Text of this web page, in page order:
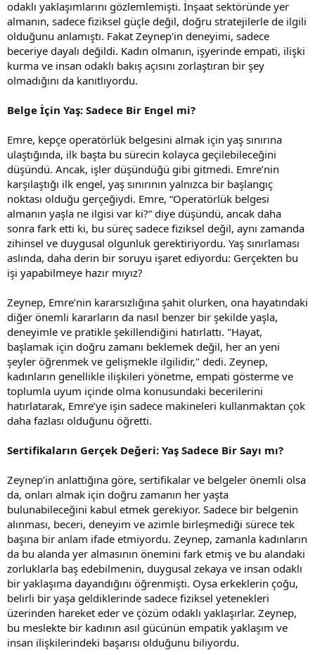
odaklı yaklaşımlarını gözlemlemişti. İnşaat sektöründe yer
almanın, sadece fiziksel güçle değil, doğru stratejilerle de ilgili
olduğunu anlamıştı. Fakat Zeynep'in deneyimi, sadece
beceriye dayalı değildi. Kadın olmanın, işyerinde empati, ilişki
kurma ve insan odaklı bakış açısını zorlaştıran bir şey
olmadığını da kanıtlıyordu.
Belge İçin Yaş: Sadece Bir Engel mi?
Emre, kepçe operatörlük belgesini almak için yaş sınırına
ulaştığında, ilk başta bu sürecin kolayca geçilebileceğini
düşündü. Ancak, işler düşündüğü gibi gitmedi. Emre’nin
karşılaştığı ilk engel, yaş sınırının yalnızca bir başlangıç
noktası olduğu gerçeğiydi. Emre, “Operatörlük belgesi
almanın yaşla ne ilgisi var ki?” diye düşündü, ancak daha
sonra fark etti ki, bu süreç sadece fiziksel değil, aynı zamanda
zihinsel ve duygusal olgunluk gerektiriyordu. Yaş sınırlaması
aslında, daha derin bir soruyu işaret ediyordu: Gerçekten bu
işi yapabilmeye hazır mıyız?
Zeynep, Emre’nin kararsızlığına şahit olurken, ona hayatındaki
diğer önemli kararların da nasıl benzer bir şekilde yaşla,
deneyimle ve pratikle şekillendiğini hatırlattı. "Hayat,
başlamak için doğru zamanı beklemek değil, her an yeni
şeyler öğrenmek ve gelişmekle ilgilidir," dedi. Zeynep,
kadınların genellikle ilişkileri yönetme, empati gösterme ve
toplumla uyum içinde olma konusundaki becerilerini
hatırlatarak, Emre’ye işin sadece makineleri kullanmaktan çok
daha fazlası olduğunu öğretti.
Sertifikaların Gerçek Değeri: Yaş Sadece Bir Sayı mı?
Zeynep’in anlattığına göre, sertifikalar ve belgeler önemli olsa
da, onları almak için doğru zamanın her yaşta
bulunabileceğini kabul etmek gerekiyor. Sadece bir belgenin
alınması, beceri, deneyim ve azimle birleşmediği sürece tek
başına bir anlam ifade etmiyordu. Zeynep, zamanla kadınların
da bu alanda yer almasının önemini fark etmiş ve bu alandaki
zorluklarla baş edebilmenin, duygusal zekaya ve insan odaklı
bir yaklaşıma dayandığını öğrenmişti. Oysa erkeklerin çoğu,
belirli bir yaşa geldiklerinde sadece fiziksel yetenekleri
üzerinden hareket eder ve çözüm odaklı yaklaşırlar. Zeynep,
bu meslekte bir kadının asıl gücünün empatik yaklaşım ve
insan ilişkilerindeki başarısı olduğunu biliyordu.